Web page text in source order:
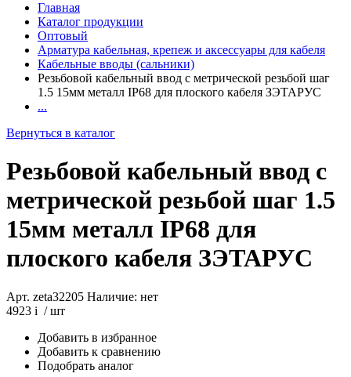
Главная
Каталог продукции
Оптовый
Арматура кабельная, крепеж и аксессуары для кабеля
Кабельные вводы (сальники)
Резьбовой кабельный ввод с метрической резьбой шаг
1.5 15мм металл IP68 для плоского кабеля ЗЭТАРУС
...
Вернуться в каталог
Резьбовой кабельный ввод с
метрической резьбой шаг 1.5
15мм металл IP68 для
плоского кабеля ЗЭТАРУС
Арт. zeta32205 Наличие: нет
4923 i / шт
Добавить в избранное
Добавить к сравнению
Подобрать аналог